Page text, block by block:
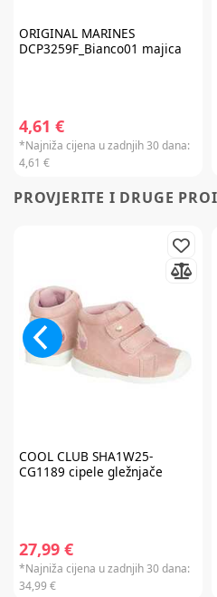
ORIGINAL MARINES
DCP3259F_Bianco01 majica
4,61 €
*Najniža cijena u zadnjih 30 dana:
4,61 €
PROVJERITE I DRUGE
COOL CLUB SHA1W25-
CG1189 cipele gležnjače
27,99 €
*Najniža cijena u zadnjih 30 dana:
34,99 €
7%
Želim primati newsletter
*Prijavom na newsletter pristajete da
slati razne personalizirane
da se slažete sopćim uvjetima.
* Promo kod za popust zaprimit ćete e-
akcijama i klupskim pogodnostima.
popust vrijedi 30 dana.